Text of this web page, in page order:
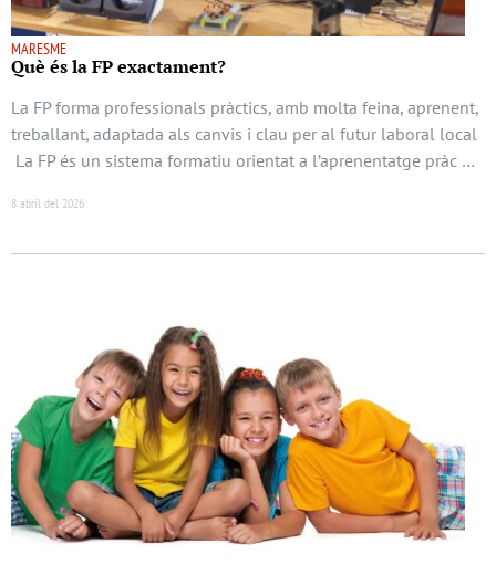
MARESME
Què és la FP exactament?
La FP forma professionals pràctics, amb molta feina, aprenent,
treballant, adaptada als canvis i clau per al futur laboral local
La FP és un sistema formatiu orientat a l’aprenentatge pràc …
8 abril del 2026